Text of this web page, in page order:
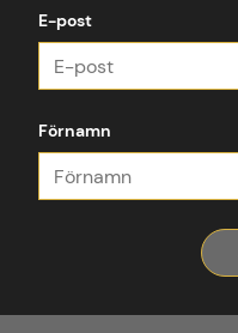
E-post
Förnamn